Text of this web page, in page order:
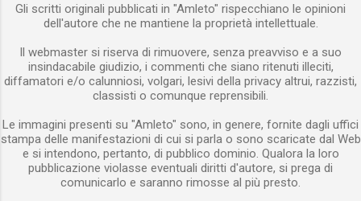
Gli scritti originali pubblicati in "Amleto" rispecchiano le opinioni
dell'autore che ne mantiene la proprietà intellettuale.
Il webmaster si riserva di rimuovere, senza preavviso e a suo
insindacabile giudizio, i commenti che siano ritenuti illeciti,
diffamatori e/o calunniosi, volgari, lesivi della privacy altrui, razzisti,
classisti o comunque reprensibili.
Le immagini presenti su "Amleto" sono, in genere, fornite dagli uffici
stampa delle manifestazioni di cui si parla o sono scaricate dal Web
e si intendono, pertanto, di pubblico dominio. Qualora la loro
pubblicazione violasse eventuali diritti d'autore, si prega di
comunicarlo e saranno rimosse al più presto.